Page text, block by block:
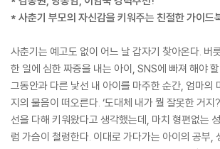
* 사춘기 부모의 자신감을 키워주는 친절한 가이드
사춘기는 예고도 없이 어느 날 갑자기 찾아온다. 버
한 일에 심한 짜증을 내는 아이, SNS에 빠져 해야
그동안과 다른 낯선 내 아이를 마주한 순간, 엄마의
지의 물음이 떠오른다. ‘도대체 내가 뭘 잘못한 거지
선을 다해 키워왔다고 생각했는데, 마치 형편없는
럼 가슴이 철렁한다. 이대로 가다가는 아이의 공부,